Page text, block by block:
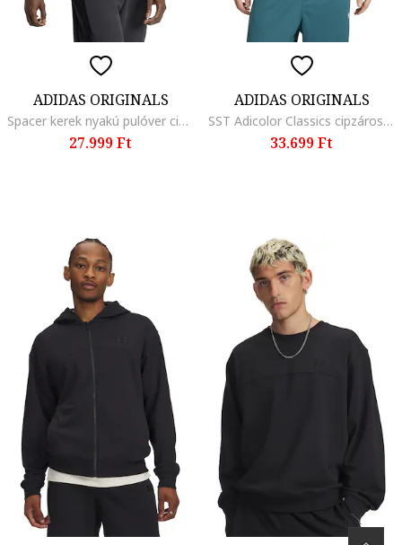
ADIDAS ORIGINALS
Spacer kerek nyakú pulóver cipzáros zsebekkel, Antracitszürke
27.999 Ft
ADIDAS ORIGINALS
SST Adicolor Classics cipzáros felső, Fehér, Smaragdzöld,
33.699 Ft